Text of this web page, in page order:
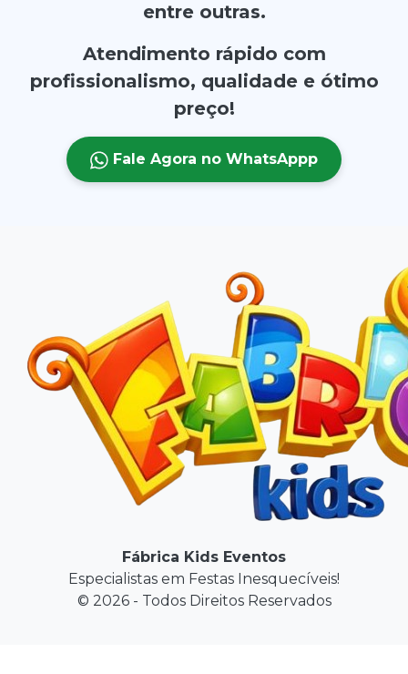
entre outras.
Atendimento rápido com
profissionalismo, qualidade e ótimo
preço!
Fale Agora no WhatsAppp
Fábrica Kids Eventos
Especialistas em Festas Inesquecíveis!
© 2026 - Todos Direitos Reservados